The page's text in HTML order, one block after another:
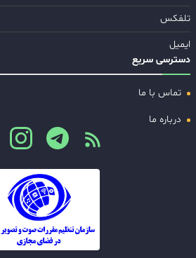
تلفکس
ایمیل
دسترسی سریع
تماس با ما
درباره ما